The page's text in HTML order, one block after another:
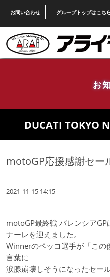
お問い合わせ グループトップはこちら
お
DUCATI TOKYO
motoGP応援感謝セー
2021-11-15 14:15
motoGP最終戦 バレンシアGP
ナーレを迎えました。
Winnerのペッコ選手が「この
言葉に
涙腺崩壊しそうになったセー